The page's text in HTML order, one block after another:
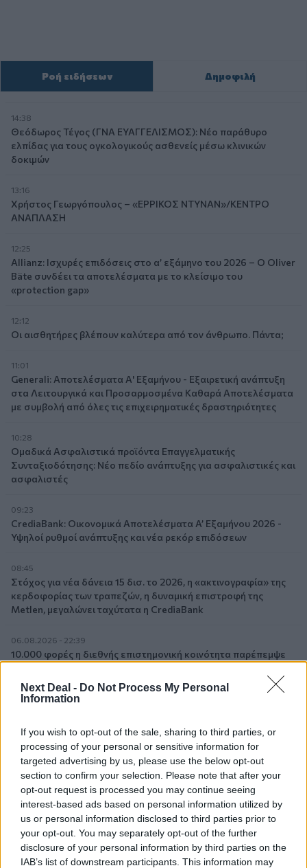
Next Deal - Do Not Process My Personal
Information
If you wish to opt-out of the sale, sharing to third parties, or
processing of your personal or sensitive information for
targeted advertising by us, please use the below opt-out
section to confirm your selection. Please note that after your
opt-out request is processed you may continue seeing
interest-based ads based on personal information utilized by
us or personal information disclosed to third parties prior to
your opt-out. You may separately opt-out of the further
disclosure of your personal information by third parties on the
IAB’s list of downstream participants. This information may
Ροή ειδήσεων Δημοφιλή
14:38
Θεόδωρος Τέγος (ΓΝΑ ΕΥΑΓΓΕΛΙΣΜΟΣ): Νέο παράθυρο
ελπίδας για τους ογκολογικούς ασθενείς μέσω κλινικών
δοκιμών
13:16
Χρήστος Γεωργόπουλος – «ΕΡΡΙΚΟΣ ΝΤΥΝΑΝ»/ΚΕΝΤΡΟ
ΑΝΑΠΛΑΣΗ
12:25
Allianz: Ισχυρές επιδόσεις στο α’ εξάμηνο του 2026 – Ο Oliver
Bäte συνδέει τα αποτελέσματα με το κλείσιμο του
«protection gap»
12:12
Οι αισθητήρες βλέπουν καλύτερα από τον άνθρωπο. Πάντα;
11:01
Generali: Αποτελέσματα Α' Εξαμήνου - Εξαιρετική ανάπτυξη
στα Λειτουργικά και Προσαρμοσμένα Καθαρά Αποτελέσματα
με συμβολή από όλες τις επιχειρηματικές δραστηριότητες
10:28
Ομαδικά Ασφαλιστικά προϊόντα Επαγγελματικής
Συνταξιοδότησης: Νέο πεδίο ανάπτυξης για ασφαλιστικές και
ασφαλιστές
09:23
CrediaBank: Οικονομικά Αποτελέσματα A’ Εξαμήνου 2026 -
Υψηλοί ρυθμοί ανάπτυξης και νέα ρεκόρ επιδόσεων
08:45
Στόχος για νέα δάνεια 15 δισ. το 2026, η «ακτινογραφία» της
κερδοφορίας των τραπεζών, η δυναμική επιστροφή της
Metlen, μεγαλώνει ταχύτατα η CrediaBank
06.08.2026 - 22:39
10.000 φορές η διεθνής επιστημονική κοινότητα παρέπεμψε
Κοντοβουνήσιος
Μιχάλης Τάτσης, Insurance & Healthcare Analyst, διευθυντής
Επιχειρηματικής Ανάπτυξης Ομίλου HHG
06.08.2026 - 13:30
Όταν η επόμενη μέρα είναι στάχτη, τι θα πει ο Ασφαλιστικός
Διαμεσολαβητής στον πελάτη κλάδου υγείας;
06.08.2026 - 12:22
Kavita Patel - PhARMA Innovation Forum: Ένα στα πέντε
καινοτόμα φάρμακα φτάνει τελικά στην Ελλάδα